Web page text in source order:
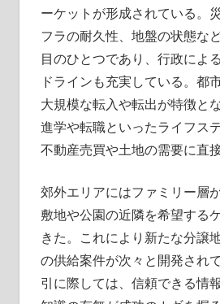
ーケットが形成されている。
フラの耐久性、地盤の状態な
目のひとつであり、行政によ
ドラインも充実している。都
大規模な転入や転出が特徴と
進学や転職といったライフス
不動産売買や土地の需要に直
郊外エリアにはファミリー層
敷地や公園の近隣を希望する
きた。これにより新たな分譲
の供給案件が次々と開発され
引に際しては、信頼できる情